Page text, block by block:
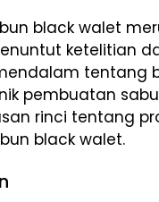
black walet
ketelitian
tentang
pembuatan
rinci tentang
black walet.